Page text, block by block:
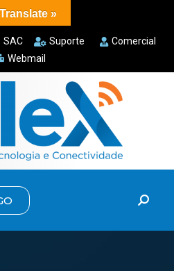
SAC Suporte
Comercial
Webmail
Translate »